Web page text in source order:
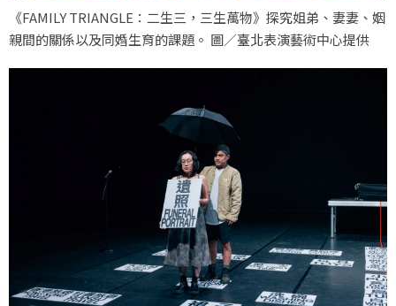
《FAMILY TRIANGLE：二生三，三生萬物》探究姐弟、妻妻、姻
親間的關係以及同婚生育的課題。 圖／臺北表演藝術中心提供